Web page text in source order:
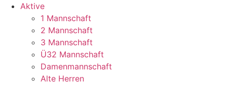
Aktive
1 Mannschaft
2 Mannschaft
3 Mannschaft
Ü32 Mannschaft
Damenmannschaft
Alte Herren